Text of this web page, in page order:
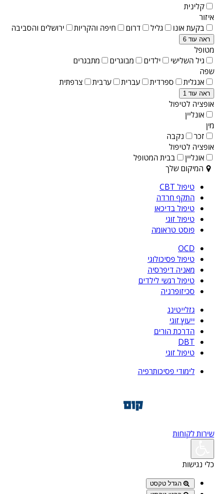
קלינית
איזור
בקעת אונו
גליל דרום חיפה והקריות ירושלים והסביבה
ראה עוד 6
מטופל
גיל השלישי
ילדים מבוגרים
מתבגרים
שפה
אנגלית
ספרדית עברית ערבית צרפתית
ראה עוד 1
אופציה לטיפול
אונליין
מין
זכר
נקבה
אופציה לטיפול
אונליין
בבית המטופל
המיקום שלך
טיפול CBT
התקף חרדה
טיפול בדיכאו
טיפול זוגי
פוסט טראומה
OCD
טיפול פסיכולוגי
מאניה דיפרסיה
טיפול רגשי לילדים
סכיזופרניה
גזלייטינג
ייעוץ זוגי
הדרכת הורים
DBT
טיפול זוגי
לימודי פסיכותרפיה
שירות לקוחות
כלי נגישות
הגדל טקסט